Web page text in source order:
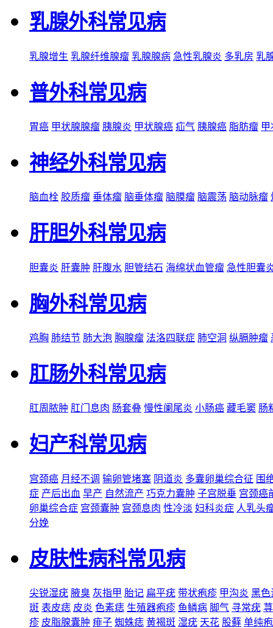
乳腺外科常见病
乳腺增生 乳腺纤维腺瘤 乳腺腺病 急性乳腺炎 多乳房 乳
普外科常见病
胃癌 甲状腺腺瘤 胰腺炎 甲状腺癌 疝气 胰腺癌 脂肪瘤
神经外科常见病
脑血栓 胶质瘤 垂体瘤 脑垂体瘤 脑膜瘤 脑震荡 脑动脉瘤
肝胆外科常见病
胆囊炎 肝囊肿 肝腹水 胆管结石 海绵状血管瘤 急性胆囊
胸外科常见病
鸡胸 肺结节 肺大泡 胸腺瘤 法洛四联症 肺空洞 纵膈肿瘤
肛肠外科常见病
肛周脓肿 肛门息肉 肠套叠 慢性阑尾炎 小肠癌 藏毛窦 肠
妇产科常见病
宫颈癌 月经不调 输卵管堵塞 阴道炎 多囊卵巢综合征 围
症 产后出血 早产 自然流产 巧克力囊肿 子宫脱垂 宫颈癌
卵巢综合症 宫颈囊肿 宫颈息肉 性冷淡 妇科炎症 人乳头
分娩
皮肤性病科常见病
尖锐湿疣 腋臭 灰指甲 胎记 扁平疣 带状疱疹 甲沟炎 黑色
斑 表皮痣 皮炎 色素痣 生殖器疱疹 鱼鳞病 脚气 寻常疣
疹 皮脂腺囊肿 痱子 蜘蛛痣 黄褐斑 湿疣 天花 股藓 单纯